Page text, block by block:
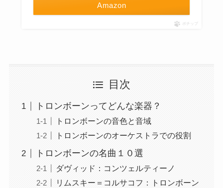
Amazon
ポチップ
目次
トロンボーンってどんな楽器？
トロンボーンの音色と音域
トロンボーンのオーケストラでの役割
トロンボーンの名曲１０選
ダヴィッド：コンツェルティーノ
リムスキー＝コルサコフ：トロンボーン